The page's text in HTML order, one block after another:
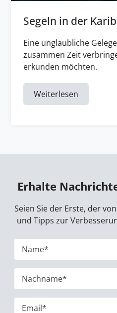
Segeln in der
Eine unglaubliche
zusammen Zeit
erkunden möchten.
Weiterlesen
Erhalte
Seien Sie der Erste, der
und Tipps zur